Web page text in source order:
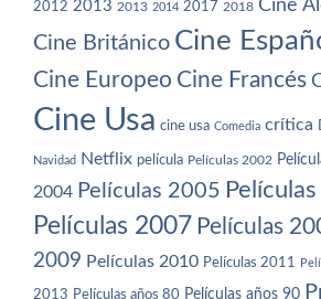
2012 2013 2013 2014 2017 2018 Cine
Cine Británico Cine
Cine Europeo Cine Francés
Cine Usa cine usa Comedia crítica
Navidad Netflix película Películas 2002
2004 Películas 2005
Películas 2007 Películas
2009 Películas 2010 Películas 2011
2013 Películas años 80 Películas años 90